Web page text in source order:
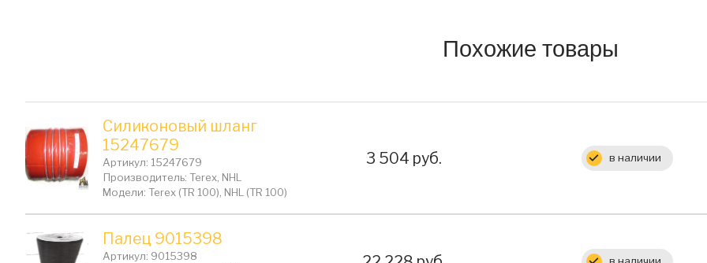
Похожие товары
Силиконовый шланг
15247679
Артикул: 15247679
Производитель: Terex, NHL
Модели: Terex (TR 100), NHL (TR 100)
Цена:
3 504 руб. в наличии
Палец 9015398
Артикул: 9015398